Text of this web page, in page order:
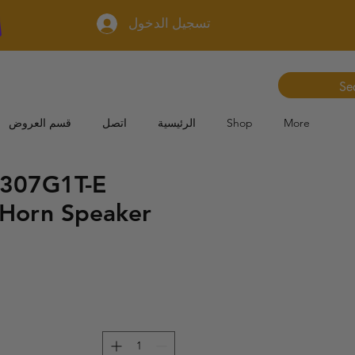
تسجيل الدخول
E
Speaker
قسم العروض اتصل الرئيسية Shop More